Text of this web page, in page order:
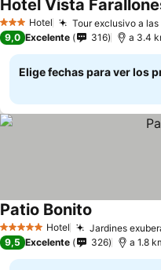
3 Estrellas
Hotel Tour exclusivo a
Hotel Vista
9,0 Excelente 316 a 3.4
Elige fechas para ver los
5 Estrellas Hotel Jardines
Patio Bonito
9,5 Excelente 326 a 1.8